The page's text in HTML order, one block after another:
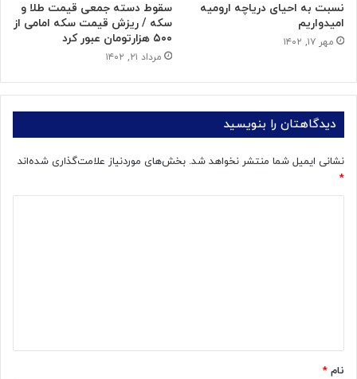
نسبت به احیای دریاچه ارومیه
امیدواریم
مهر ۱۷, ۱۴۰۲
سقوط دسته جمعی قیمت طلا و
سکه / ریزش قیمت سکه امامی از
۵۰۰ هزارتومان عبور کرد
مرداد ۲۱, ۱۴۰۲
دیدگاهتان را بنویسید
نشانی ایمیل شما منتشر نخواهد شد. بخش‌های موردنیاز علامت‌گذاری شده‌اند
*
*
نام *